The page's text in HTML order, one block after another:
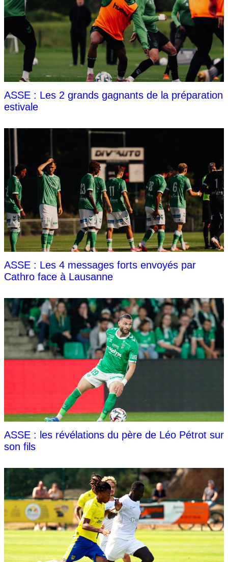
ASSE : Les 2 grands gagnants de la préparation
estivale
ASSE : Les 4 messages forts envoyés par
Cathro face à Lausanne
ASSE : les révélations du père de Léo Pétrot sur
son fils